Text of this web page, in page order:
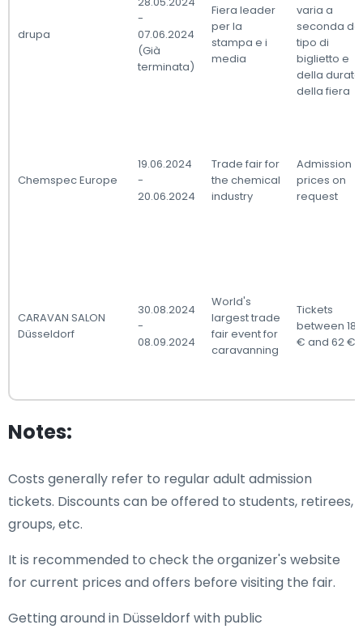
drupa
-
07.06.2024
(Già
terminata)
Fiera leader
per la
stampa e i
media
varia a
seconda del
tipo di
biglietto e
della durata
della fiera
Chemspec Europe
19.06.2024
-
20.06.2024
Trade fair for
the chemical
industry
Admission
prices on
request
CARAVAN SALON
Düsseldorf
30.08.2024
-
08.09.2024
World's
largest trade
fair event for
caravanning
Tickets
between 18
€ and 62 €
Notes:
Costs generally refer to regular adult admission
tickets. Discounts can be offered to students, retirees,
groups, etc.
It is recommended to check the organizer's website
for current prices and offers before visiting the fair.
Getting around in Düsseldorf with public